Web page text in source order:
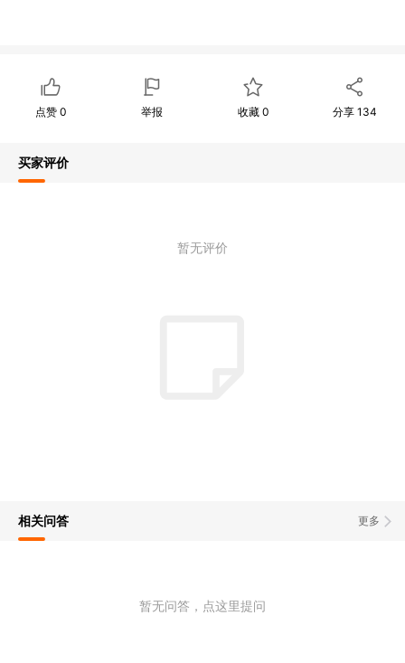
点赞 0 举报 收藏 0 分享 134
买家评价
暂无评价
更多
相关问答
暂无问答，点这里提问